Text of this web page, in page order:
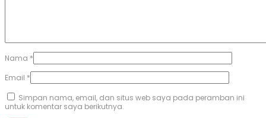
Nama *
Email *
Simpan nama, email, dan situs web saya pada peramban ini
untuk komentar saya berikutnya.